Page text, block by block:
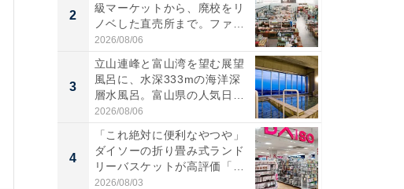
2
級マーケットから、廃校をリ
ノベした直売所まで。ファ
ー...
2026/08/06
3
立山連峰と富山湾を望む展望
風呂に、水深333mの海洋深
層水風呂。富山県の人気日
帰...
2026/08/06
4
「これ絶対に便利なやつや」
ダイソーの折り畳み式ランド
リーバスケットが高評価「使
わ...
2026/08/03